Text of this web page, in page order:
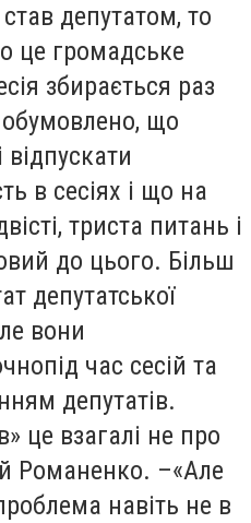
депутатом, то
це громадське
збирається раз
що
в сесіях і що на
триста питань і
до цього. Більш
депутатської
вони
час сесій та
депутатів.
це взагалі не про
Романенко. –«Але
навіть не в